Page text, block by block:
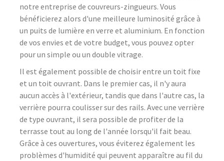
notre entreprise de couvreurs-zingueurs. Vous
bénéficierez alors d'une meilleure luminosité grâce à
un puits de lumière en verre et aluminium. En fonction
de vos envies et de votre budget, vous pouvez opter
pour un simple ou un double vitrage.
Il est également possible de choisir entre un toit fixe
et un toit ouvrant. Dans le premier cas, il n'y aura
aucun accès à l'extérieur, tandis que dans l'autre cas, la
verrière pourra coulisser sur des rails. Avec une verrière
de type ouvrant, il sera possible de profiter de la
terrasse tout au long de l'année lorsqu'il fait beau.
Grâce à ces ouvertures, vous éviterez également les
problèmes d'humidité qui peuvent apparaître au fil du